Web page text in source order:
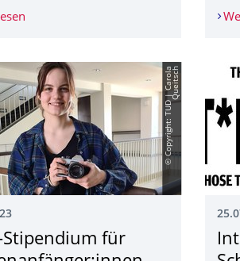
ZU ERFOLGREICHEN
Das Erweiterte Rektorat lädt zu "Let's
©
C
o
p
y
r
i
g
h
t
:
T
U
D
|
C
a
r
o
l
a
Q
u
e
i
t
s
ch
Stipendium für